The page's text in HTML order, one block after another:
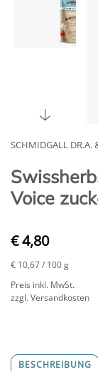
SCHMIDGALL DR.A.
Voice
€ 4,80
€ 10,67/ 100 g
Preis inkl. MwSt.
zzgl. Versandkosten
BESCHREIBUNG